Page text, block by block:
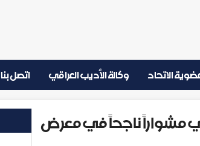
الاتحاد وكالة الأديب العراقي اتصل بنا
مشواراً ناجحاً في معرض